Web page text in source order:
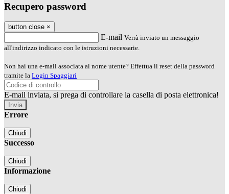
Recupero password
button close ×
E-mail Verrà inviato un messaggio
all'indirizzo indicato con le istruzioni necessarie.
Non hai una e-mail associata al nome utente? Effettua il reset della password
tramite la Login Spaggiari
E-mail inviata, si prega di controllare la casella di posta elettronica!
Errore
Chiudi
Successo
Chiudi
Informazione
Chiudi